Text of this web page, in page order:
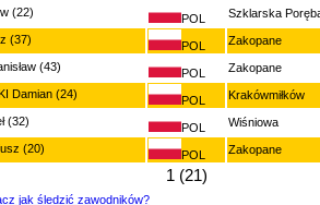
(22) POL Szklarska
(37) POL Zakopane
(43) POL Zakopane
Damian (24) POL Krakówmiłków
(32) POL Wiśniowa
(20) POL Zakopane
1 (21)
jak śledzić zawodników?